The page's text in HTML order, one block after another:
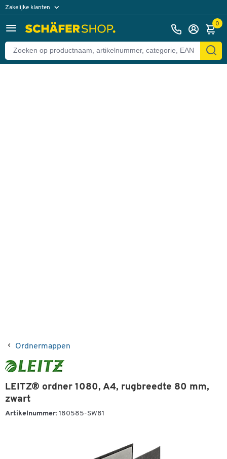
Zakelijke klanten
Particuliere klanten 0
Ordnermappen
LEITZ® ordner 1080, A4, rugbreedte 80 mm,
zwart
Artikelnummer: 180585-SW81
Terug